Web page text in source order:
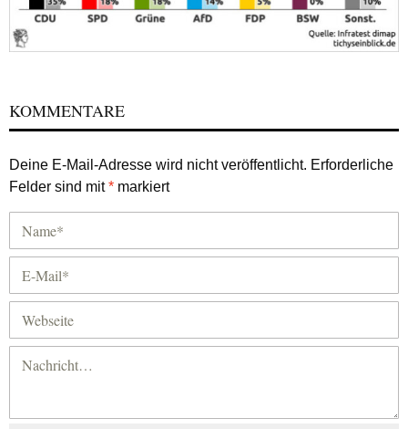
KOMMENTARE
Deine E-Mail-Adresse wird nicht veröffentlicht. Erforderliche
Felder sind mit* markiert